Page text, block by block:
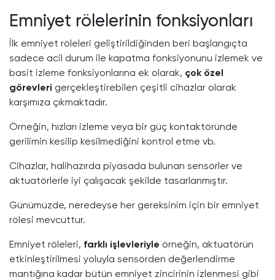
Emniyet rölelerinin fonksiyonları
İlk emniyet röleleri geliştirildiğinden beri başlangıçta
sadece acil durum ile kapatma fonksiyonunu izlemek ve
basit izleme fonksiyonlarına ek olarak, çok özel
görevleri gerçekleştirebilen çeşitli cihazlar olarak
karşımıza çıkmaktadır.
Örneğin, hızları izleme veya bir güç kontaktöründe
gerilimin kesilip kesilmediğini kontrol etme vb.
Cihazlar, halihazırda piyasada bulunan sensörler ve
aktuatörlerle iyi çalışacak şekilde tasarlanmıştır.
Günümüzde, neredeyse her gereksinim için bir emniyet
rölesi mevcuttur.
Emniyet röleleri, farklı işlevleriyle örneğin, aktuatörün
etkinleştirilmesi yoluyla sensörden değerlendirme
mantığına kadar bütün emniyet zincirinin izlenmesi gibi